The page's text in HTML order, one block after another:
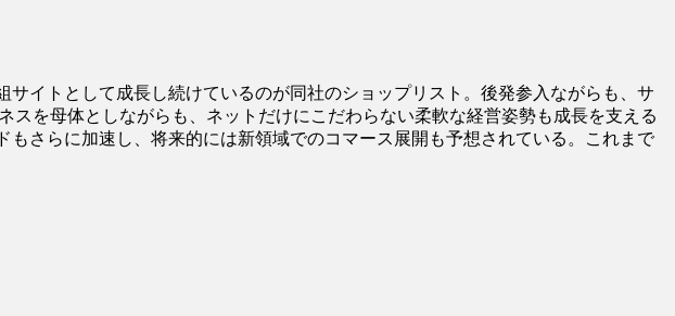
イトとして成長し続けているのが同社のショップリスト。後発参入ながらも、サ
を母体としながらも、ネットだけにこだわらない柔軟な経営姿勢も成長を支える
さらに加速し、将来的には新領域でのコマース展開も予想されている。これまで